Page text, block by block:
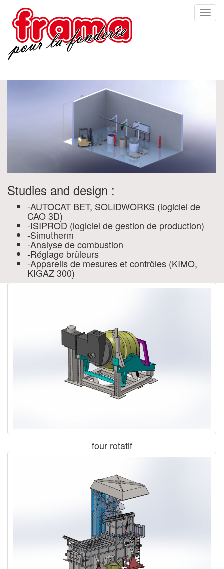
Studies and design :
-AUTOCAT BET, SOLIDWORKS (logiciel de
CAO 3D)
-ISIPROD (logiciel de gestion de production)
-Simutherm
-Analyse de combustion
-Réglage brûleurs
-Appareils de mesures et contrôles (KIMO,
KIGAZ 300)
four rotatif